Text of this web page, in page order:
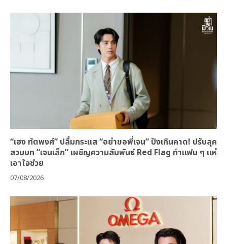
“เฮง ทัตพงศ์” ปลื้มกระแส “อย่าขอพี่เจน” ปังเกินคาด! ปรับลุค
สวมบท “เจนเล็ก” เผชิญความสัมพันธ์ Red Flag ทำแฟน ๆ แห่
เอาใจช่วย
07/08/2026